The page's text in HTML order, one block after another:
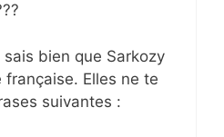
bien que Sarkozy
Elles ne te
suivantes :